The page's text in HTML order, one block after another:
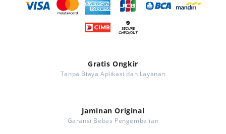
Gratis Ongkir
Tanpa Biaya Aplikasi dan Layanan
Jaminan Original
Garansi Bebas Pengembalian